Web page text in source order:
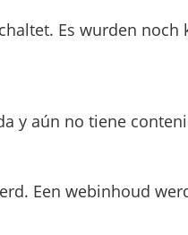
Es wurden noch
y aún no tiene
Een webinhoud